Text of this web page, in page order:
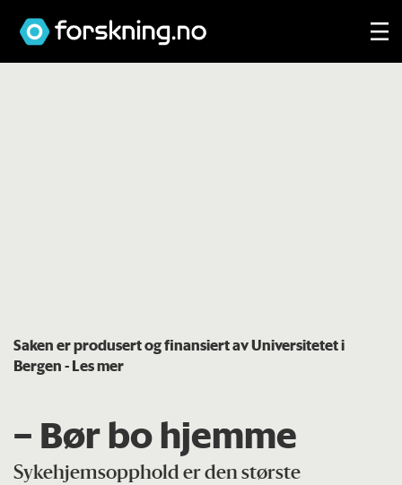
Saken er produsert og finansiert av Universitetet i
Bergen- Les mer
– Bør bo hjemme
Sykehjemsopphold er den største